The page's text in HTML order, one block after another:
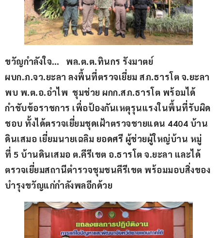
ขวัญกำลังใจ…   พล.ต.ต.ทินกร รังมาตย์
ผบก.ภ.จว.ยะลา ลงพื้นที่ตรวจเยี่ยม สภ.ธารโต จ.ยะลา
พบ พ.ต.อ.อำไพ  ชุมช่วย ผกก.สภ.ธารโต พร้อมได้
กำชับข้อราชการ เพื่อป้องกันเหตุรุนแรงในพื้นที่รับผิด
ชอบ ทั้งได้ตรวจเยี่ยมชุดเฝ้าตรวจชายแดน 4404 บ้าน
ดินเสมอ เยี่ยมนายเฉลิม ยอดศรี ผู้ช่วยผู้ใหญ่บ้าน หมู่
ที่ 5 บ้านดินเสมอ ต.คีรีเขต อ.ธารโต จ.ยะลา และได้
ตรวจเยี่ยมสถานีตำรวจชุมชนคีรีเขต พร้อมมอบสิ่งของ
บำรุงขวัญแก่กำลังพลอีกด้วย